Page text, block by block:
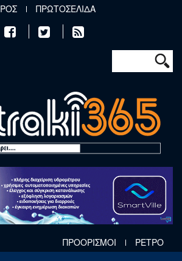
περιεχόμενο
ΠΡΩΤΟΣΕΛΙΔΑ
Φόρμα
Αναζήτηση
ΠΡΟΟΡΙΣΜΟΙ ΡΕΤΡΟ